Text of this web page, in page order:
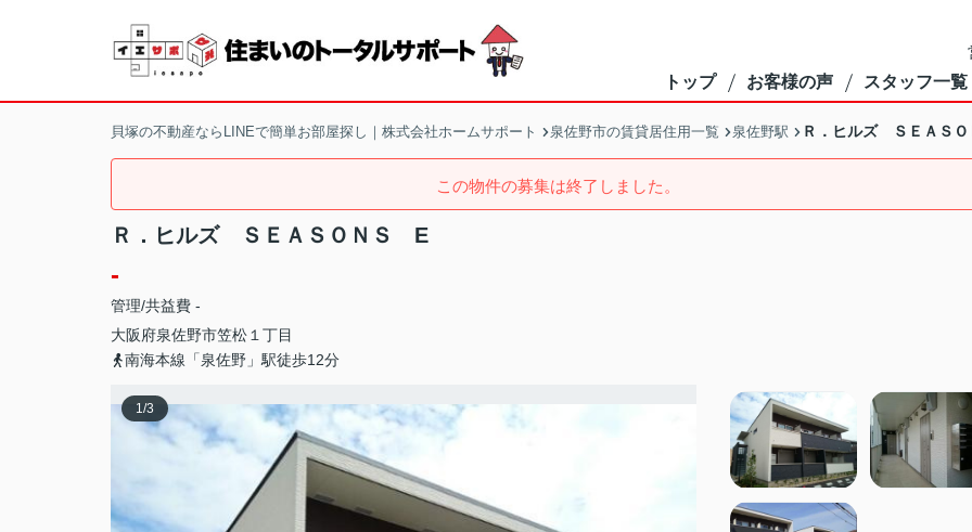
トップ お客様の声 スタッフ一覧
貝塚の不動産ならLINEで簡単お部屋探し｜株式会社ホームサポート 泉佐野市の賃貸居住用一覧 泉佐野駅 Ｒ．ヒルズ ＳＥＡＳ
この物件の募集は終了しました。
Ｒ．ヒルズ ＳＥＡＳＯＮＳ E
-
管理/共益費 -
大阪府泉佐野市笠松 １丁目
南海本線「泉佐野」駅徒歩12分
1/3